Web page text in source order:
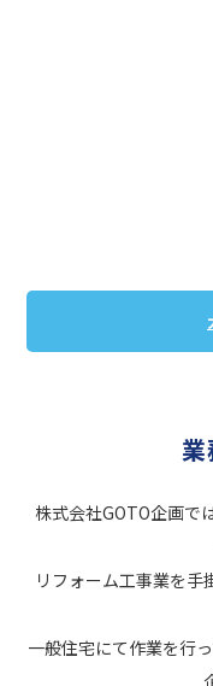
業
株式会社GOTO企画で
リフォーム工事業を手
一般住宅にて作業を行